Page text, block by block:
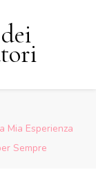
Mia Esperienza
Sempre